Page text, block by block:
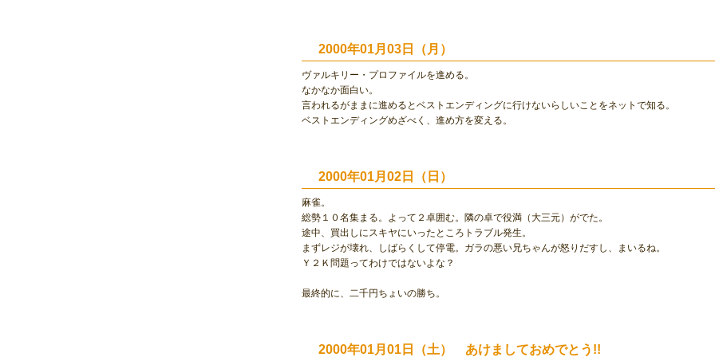
2000年01月03日（月）
ヴァルキリー・プロファイルを進める。
なかなか面白い。
言われるがままに進めるとベストエンディングに行けないらしいことをネットで知る。
ベストエンディングめざべく、進め方を変える。
2000年01月02日（日）
麻雀。
総勢１０名集まる。よって２卓囲む。隣の卓で役満（大三元）がでた。
途中、買出しにスキヤにいったところトラブル発生。
まずレジが壊れ、しばらくして停電。ガラの悪い兄ちゃんが怒りだすし、まいるね。
Ｙ２Ｋ問題ってわけではないよな？
最終的に、二千円ちょいの勝ち。
2000年01月01日（土） あけましておめでとう!!